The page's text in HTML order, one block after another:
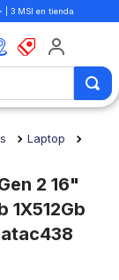
| 3 MSI en tienda
Laptop
2 16"
1X512Gb